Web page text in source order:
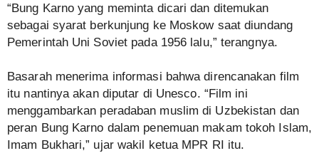
“Bung Karno yang meminta dicari dan ditemukan
sebagai syarat berkunjung ke Moskow saat diundang
Pemerintah Uni Soviet pada 1956 lalu,” terangnya.
Basarah menerima informasi bahwa direncanakan film
itu nantinya akan diputar di Unesco. “Film ini
menggambarkan peradaban muslim di Uzbekistan dan
peran Bung Karno dalam penemuan makam tokoh Islam,
Imam Bukhari,” ujar wakil ketua MPR RI itu.